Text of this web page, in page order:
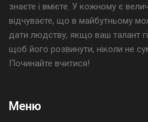
знаєте і вмієте. У кожному є
відчуваєте, що в майбутньому
дати людству, якщо ваш талант
щоб його розвинути, ніколи не
Починайте вчитися!
Меню